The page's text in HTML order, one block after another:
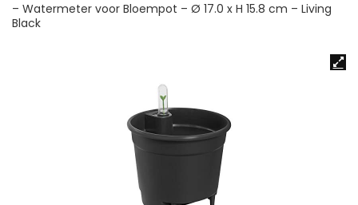
– Watermeter voor Bloempot – Ø 17.0 x H 15.8 cm – Living
Black